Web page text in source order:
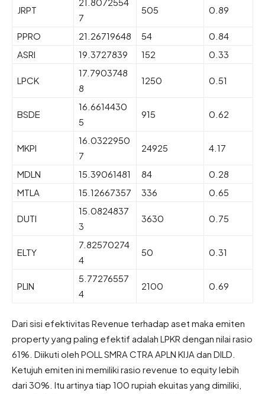
JRPT
7
505 0.89
PPRO 21.26719648 54
0.84
ASRI
19.3727839 152 0.33
LPCK
17.7903748
8
1250 0.51
BSDE
16.6614430
5
915 0.62
MKPI
16.0322950
7
24925 4.17
MDLN 15.39061481 84
0.28
MTLA
15.12667357 336 0.65
DUTI
15.0824837
3
3630 0.75
ELTY
7.82570274
4
50 0.31
PLIN
5.77276557
4
2100 0.69
Dari sisi efektivitas Revenue terhadap aset maka emiten
property yang paling efektif adalah LPKR dengan nilai rasio
61%. Diikuti oleh POLL SMRA CTRA APLN KIJA dan DILD.
Ketujuh emiten ini memiliki rasio revenue to equity lebih
dari 30%. Itu artinya tiap 100 rupiah ekuitas yang dimiliki,